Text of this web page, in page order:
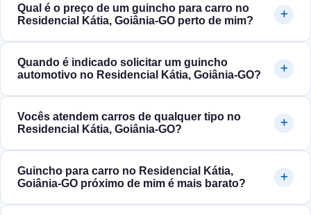
Qual é o preço de um guincho para carro no
Residencial Kátia, Goiânia‑GO perto de mim?
Quando é indicado solicitar um guincho
automotivo no Residencial Kátia, Goiânia‑GO?
Vocês atendem carros de qualquer tipo no
Residencial Kátia, Goiânia‑GO?
Guincho para carro no Residencial Kátia,
Goiânia‑GO próximo de mim é mais barato?